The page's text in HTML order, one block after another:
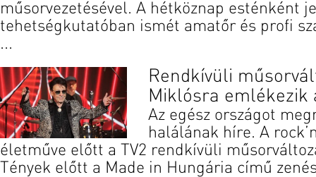
műsorvezetésével. A hétköznap esténként
tehetségkutatóban ismét amatőr és profi
...
Rendkívüli
Miklósra emlékezik
Az egész országot
halálának híre. A
életműve előtt a TV2 rendkívüli
Tények előtt a Made in Hungária című